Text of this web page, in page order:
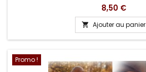
Prix
8,50 €
 Ajouter au panier
Promo !